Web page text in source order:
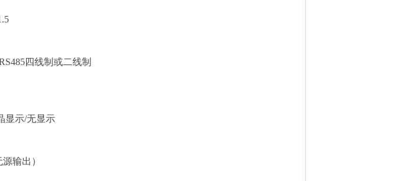
四线制或二线制
显示/无显示
源输出 ）